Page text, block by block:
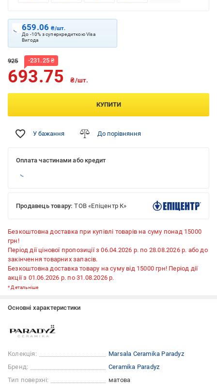
659.06₴/шт.
До -10% з суперкредиткою Visa
Вигода
925 -231.25 ₴
693.75 ₴/шт.
КУПИТИ
У бажання До порівняння
Оплата частинами або кредит
Продавець товару: ТОВ «Епіцентр К»
Безкоштовна доставка при купівлі товарів на суму понад 15000
грн!
Період дії цінової пропозиції з 06.04.2026 р. по 28.08.2026 р. або до
закінчення товарних запасів.
Безкоштовна доставка товару на суму від 15000 грн! Період дії
акції з 01.06.2026 р. по 31.08.2026 р.
*Детальніше
Основні характеристики
Колекція:
Marsala Ceramika Paradyz
Бренд:
Ceramika Paradyz
Тип поверхні:
матова